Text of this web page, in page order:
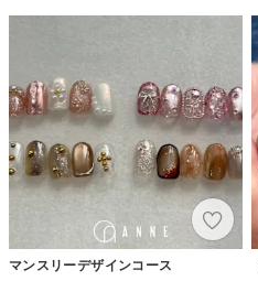
マンスリーデザインコース